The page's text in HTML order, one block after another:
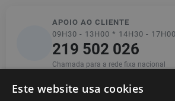
APOIO AO CLIENTE
09H30 - 13H00 * 14H30 - 17H00
219 502 026
Chamada para a rede fixa nacional
Este website usa cookies